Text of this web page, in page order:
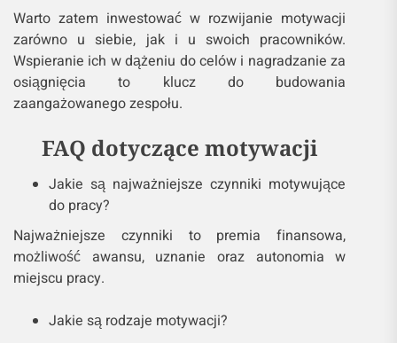
Warto zatem inwestować w rozwijanie motywacji
zarówno u siebie, jak i u swoich pracowników.
Wspieranie ich w dążeniu do celów i nagradzanie za
osiągnięcia to klucz do budowania
zaangażowanego zespołu.
FAQ dotyczące motywacji
Jakie są najważniejsze czynniki motywujące
do pracy?
Najważniejsze czynniki to premia finansowa,
możliwość awansu, uznanie oraz autonomia w
miejscu pracy.
Jakie są rodzaje motywacji?